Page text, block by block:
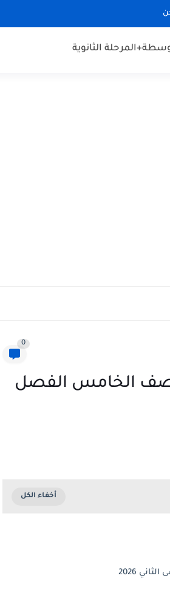
+المرحلة الثانوية
0
الخامس الفصل
2026